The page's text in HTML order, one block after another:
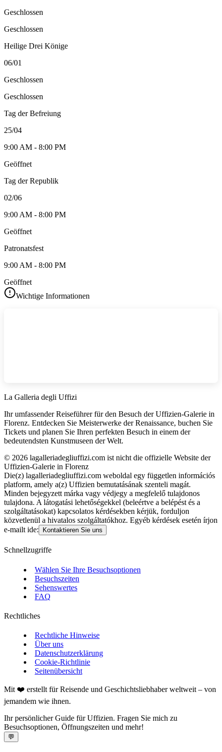
Geschlossen
Geschlossen
Heilige Drei Könige
06/01
Geschlossen
Geschlossen
Tag der Befreiung
25/04
9:00 AM - 8:00 PM
Geöffnet
Tag der Republik
02/06
9:00 AM - 8:00 PM
Geöffnet
Patronatsfest
9:00 AM - 8:00 PM
Geöffnet
Wichtige Informationen
La Galleria degli Uffizi
Ihr umfassender Reiseführer für den Besuch der Uffizien-Galerie in
Florenz. Entdecken Sie Meisterwerke der Renaissance, buchen Sie
Tickets und planen Sie Ihren perfekten Besuch in einem der
bedeutendsten Kunstmuseen der Welt.
© 2026 lagalleriadegliuffizi.com ist nicht die offizielle Website der
Uffizien-Galerie in Florenz
Die(z) lagalleriadegliuffizi.com weboldal egy független információs
platform, amely a(z) Uffizien bemutatásának szenteli magát.
Minden bejegyzett márka vagy védjegy a megfelelő tulajdonos
tulajdona. A látogatási lehetőségekkel (beleértve a belépést és a
szolgáltatásokat) kapcsolatos kérdésekben kérjük, forduljon
közvetlenül a hivatalos szolgáltatókhoz. Egyéb kérdések esetén írjon
e-mailt ide:
Kontaktieren Sie uns
Schnellzugriffe
Wählen Sie Ihre Besuchsoptionen
Besuchszeiten
Sehenswertes
FAQ
Rechtliches
Rechtliche Hinweise
Über uns
Datenschutzerklärung
Cookie-Richtlinie
Seitenübersicht
Mit ❤️ erstellt für Reisende und Geschichtsliebhaber weltweit – von
jemandem wie ihnen.
Ihr persönlicher Guide für Uffizien. Fragen Sie mich zu
Besuchsoptionen, Öffnungszeiten und mehr!
💬